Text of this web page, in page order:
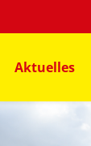
Aktuelles